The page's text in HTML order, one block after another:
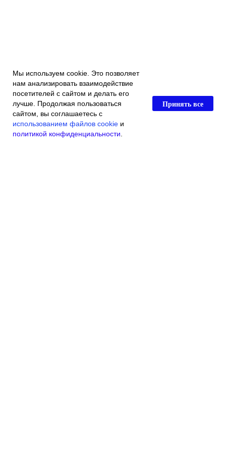
Главная Каталог магазина
Мы используем cookie. Это позволяет
нам анализировать взаимодействие
посетителей с сайтом и делать его
лучше. Продолжая пользоваться
сайтом, вы соглашаетесь с
использованием файлов cookie и
политикой конфиденциальности
Принять все